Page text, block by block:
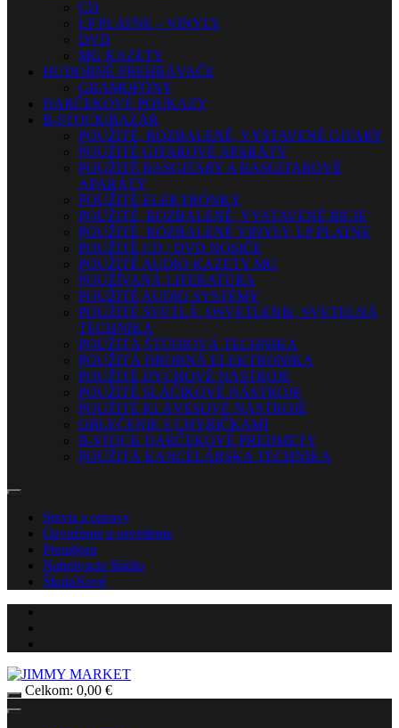
CD
LP PLATNE – VINYLY
DVD
MG KAZETY
HUDOBNÉ PREHRÁVAČE
GRAMOFÓNY
DARČEKOVÉ POUKAZY
B-STOCK/BAZÁR
POUŽITÉ, ROZBALENÉ, VYSTAVENÉ GITARY
POUŽITÉ GITAROVÉ APARÁTY
POUŽITÉ BASGITARY A BASGITAROVÉ
APARÁTY
POUŽITÉ ELEKTRÓNKY
POUŽITÉ, ROZBALENÉ, VYSTAVENÉ BICIE
POUŽITÉ, ROZBALENÉ VINYLY, LP PLATNE
POUŽITÉ CD / DVD NOSIČE
POUŽITÉ AUDIO KAZETY MG
POUŽÍVANÁ LITERATÚRA
POUŽITÉ AUDIO SYSTÉMY
POUŽITÉ SVETLÁ, OSVETLENIE, SVETELNÁ
TECHNIKA
POUŽITÁ ŠTÚDIOVÁ TECHNIKA
POUŽITÁ DROBNÁ ELEKTRONIKA
POUŽITÉ DYCHOVÉ NÁSTROJE
POUŽITÉ SLÁČIKOVÉ NÁSTROJE
POUŽITÉ KLÁVESOVÉ NÁSTROJE
OBLEČENIE S CHYBIČKAMI
B-STOCK DARČEKOVÉ PREDMETY
POUŽITÁ KANCELÁRSKA TECHNIKA
Servis a opravy
Ozvučenie a osvetlenie
Prenájom
Nahrávacie štúdio
ŠkolaNové
Celkom: 0,00 €